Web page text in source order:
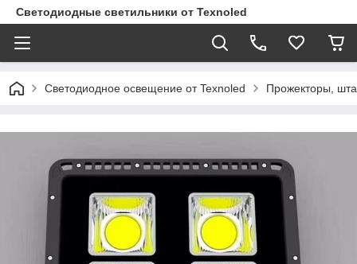
Светодиодные светильники от Texnoled
Светодиодное освещение от Texnoled Прожекторы,